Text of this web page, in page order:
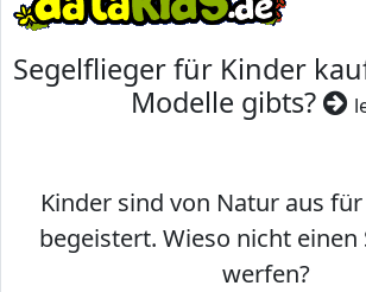
Segelflieger für Kinder
Modelle gibts?
Kinder sind von Natur aus
begeistert. Wieso nicht einen
werfen?